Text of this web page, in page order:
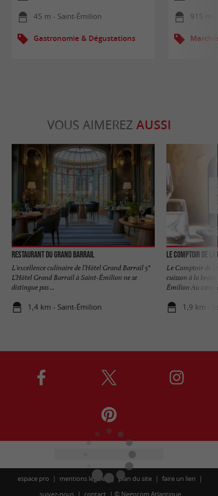
45 m - Saint-Émilion
Gastronomie & Dégustations
915 m
VOUS AIMEREZ AUSSI
Restaurant du Grand Barrail
L'excellence culinaire de l’Hôtel Grand Barrail 5*
L’Hôtel Grand Barrail à Saint-Émilion ne se
distingue pas ...
1,4 km - Saint-Émilion
Le Comptoir de la
Le Comptoir de
cuisson à la
Émilion Au cœur
1,9 km -
espace pro mentions légales plan du site
faire un lien